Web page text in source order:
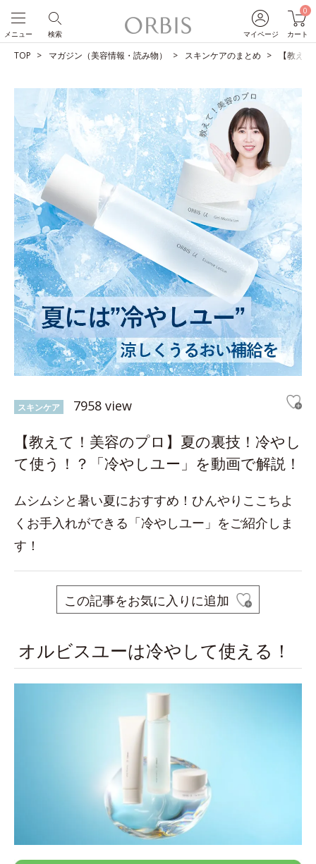
マイページ
0
カート
検索
メニュー
TOP マガジン（美容情報・読み物） スキンケアのまとめ 【教え
スキンケア 7958 view
【教えて！美容のプロ】夏の裏技！冷やし
て使う！？「冷やしユー」を動画で解説！
ムシムシと暑い夏におすすめ！ひんやりここちよ
くお手入れができる「冷やしユー」をご紹介しま
す！
この記事をお気に入りに追加
オルビスユーは冷やして使える！